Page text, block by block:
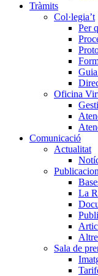
Tràmits
Col·legia’t
Per
Oficina
Comunicació
Actualitat
La
Sala de